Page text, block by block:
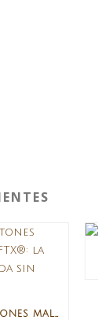
TRATAMIENTO DE FESTONES MALARES CON ENDOLIFTX®: LA SOLUCIÓN MÁS AVANZADA SIN CIRUGÍA